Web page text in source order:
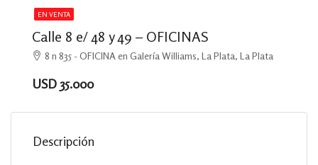
EN VENTA
Calle 8 e/ 48 y 49 – OFICINAS
8 n 835 - OFICINA en Galería Williams, La Plata, La Plata
USD 35.000
Descripción